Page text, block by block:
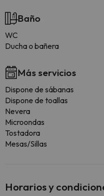
Baño
WC
Ducha o bañera
Más servicios
Dispone de sábanas
Dispone de toallas
Nevera
Microondas
Tostadora
Mesas/Sillas
Horarios y